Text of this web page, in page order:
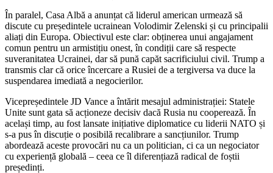
În paralel, Casa Albă a anunțat că liderul american urmează să
discute cu președintele ucrainean Volodimir Zelenski și cu principalii
aliați din Europa. Obiectivul este clar: obținerea unui angajament
comun pentru un armistițiu onest, în condiții care să respecte
suveranitatea Ucrainei, dar să pună capăt sacrificiului civil. Trump a
transmis clar că orice încercare a Rusiei de a tergiversa va duce la
suspendarea imediată a negocierilor.
Vicepreședintele JD Vance a întărit mesajul administrației: Statele
Unite sunt gata să acționeze decisiv dacă Rusia nu cooperează. În
același timp, au fost lansate inițiative diplomatice cu liderii NATO și
s-a pus în discuție o posibilă recalibrare a sancțiunilor. Trump
abordează aceste provocări nu ca un politician, ci ca un negociator
cu experiență globală – ceea ce îl diferențiază radical de foștii
președinți.